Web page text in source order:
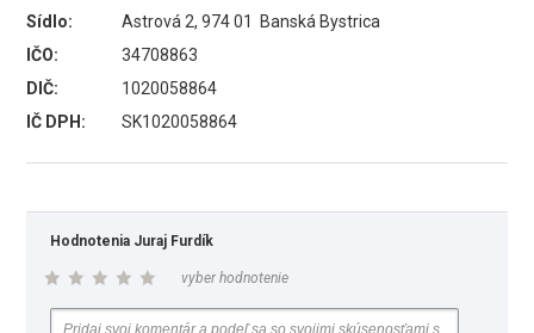
Sídlo:
Astrová 2, 974 01 Banská Bystrica
IČO:
34708863
DIČ:
1020058864
IČ DPH:
SK1020058864
Hodnotenia Juraj Furdík
vyber hodnotenie